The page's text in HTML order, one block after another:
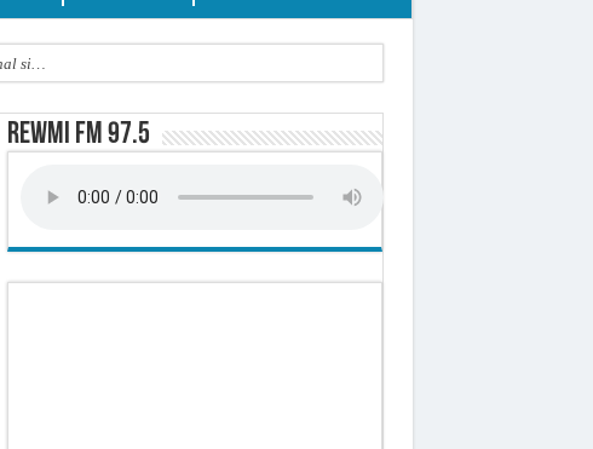
si…
de transition (officiel)
Rewmi FM 97.5